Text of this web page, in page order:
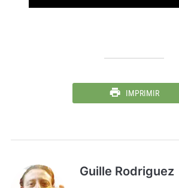
IMPRIMIR
Guille Rodriguez